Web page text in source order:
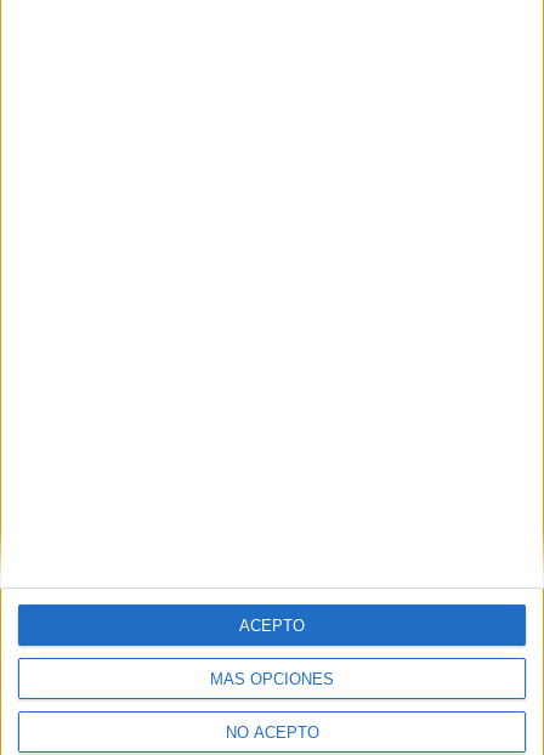
MÁS OPCIONES
NO ACEPTO
ACEPTO